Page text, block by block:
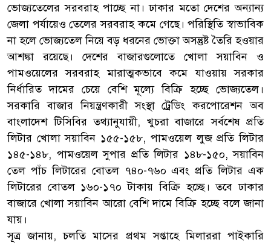
ভোজ্যতেলের সরবরাহ পাচ্ছে না। ঢাকার মতো দেশের অন্যান্য
জেলা পর্যায়েও তেলের সরবরাহ কমে গেছে। পরিস্থিতি স্বাভাবিক
না হলে ভোজ্যতেল নিয়ে বড় ধরনের ভোক্তা অসন্তুষ্ট তৈরি হওয়ার
আশঙ্কা রয়েছে। দেশের বাজারগুলোতে খোলা সয়াবিন ও
পামওয়েলের সরবরাহ মারাত্মকভাবে কমে যাওয়ায় সরকার
নির্ধারিত দামের চেয়ে বেশি মূল্যে বিক্রি হচ্ছে ভোজ্যতেল।
সরকারি বাজার নিয়ন্ত্রণকারী সংস্থা ট্রেডিং করপোরেশন অব
বাংলাদেশ টিসিবির তথ্যানুযায়ী, খুচরা বাজারে সর্বশেষ প্রতি
লিটার খোলা সয়াবিন ১৫৫-১৫৮, পামওয়েল লুজ প্রতি লিটার
১৪৫-১৪৮, পামওয়েল সুপার প্রতি লিটার ১৪৮-১৫০, সয়াবিন
তেল পাঁচ লিটারের বোতল ৭৪০-৭৬০ এবং প্রতি লিটার এক
লিটারের বোতল ১৬০-১৭০ টাকায় বিক্রি হচ্ছে। তবে ঢাকার
বাজারে খোলা সয়াবিন আরো বেশি দামে বিক্রি হচ্ছে বলে জানা
যায়।
সূত্র জানায়, চলতি মাসের প্রথম সপ্তাহে মিলাররা পাইকারি